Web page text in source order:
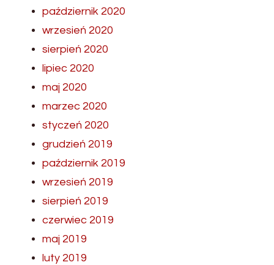
październik 2020
wrzesień 2020
sierpień 2020
lipiec 2020
maj 2020
marzec 2020
styczeń 2020
grudzień 2019
październik 2019
wrzesień 2019
sierpień 2019
czerwiec 2019
maj 2019
luty 2019